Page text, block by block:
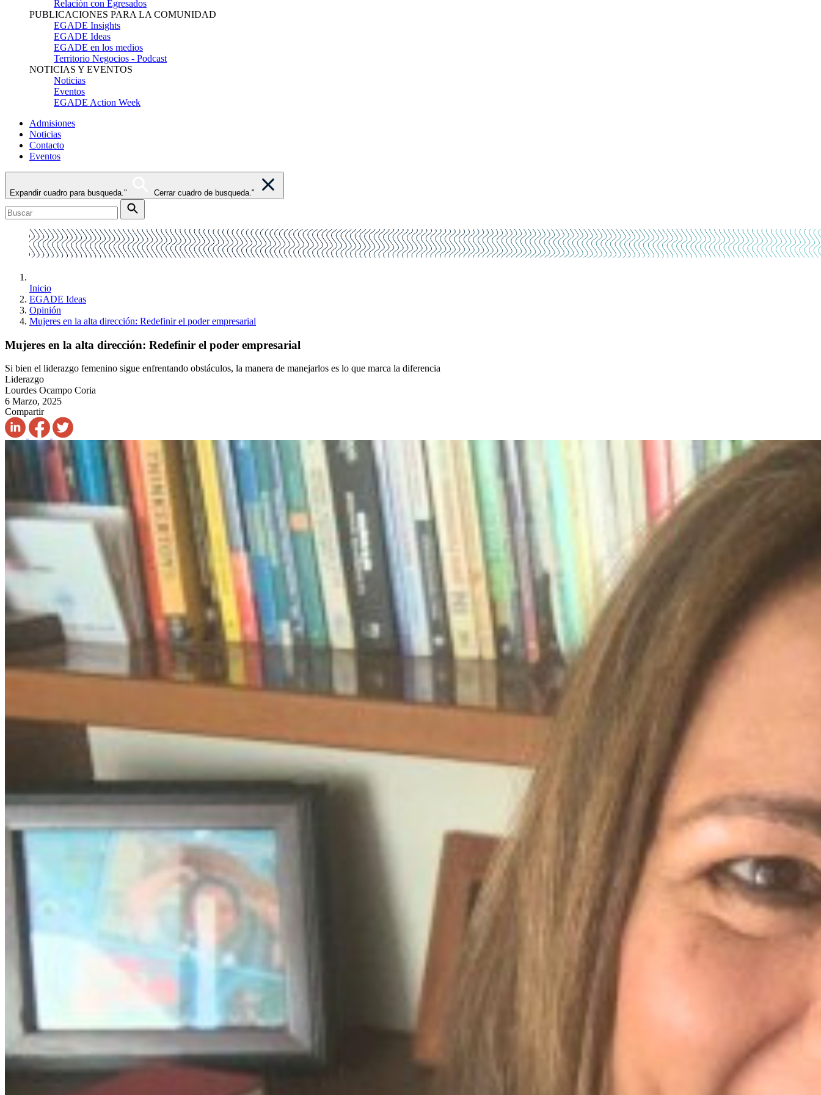
Relación con Egresados
PUBLICACIONES PARA LA COMUNIDAD
EGADE Insights
EGADE Ideas
EGADE en los medios
Territorio Negocios - Podcast
NOTICIAS Y EVENTOS
Noticias
Eventos
EGADE Action Week
Admisiones
Noticias
Contacto
Eventos
Expandir cuadro para busqueda." Cerrar cuadro de busqueda."
Inicio
EGADE Ideas
Opinión
Mujeres en la alta dirección: Redefinir el poder empresarial
Mujeres en la alta dirección: Redefinir el poder empresarial
Si bien el liderazgo femenino sigue enfrentando obstáculos, la manera de manejarlos es lo que marca la diferencia
Liderazgo
Lourdes Ocampo Coria
6 Marzo, 2025
Compartir